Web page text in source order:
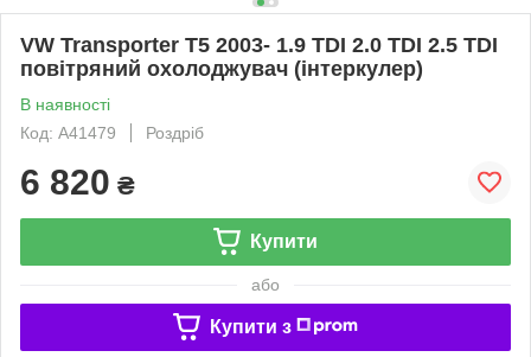
VW Transporter T5 2003- 1.9 TDI 2.0 TDI 2.5 TDI
повітряний охолоджувач (інтеркулер)
В наявності
Код: A41479
Роздріб
6 820 ₴
Купити
або
Купити з